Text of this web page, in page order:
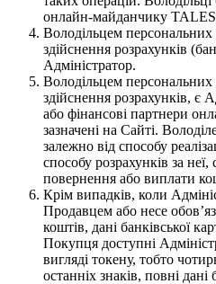
онлайн-майданчику
Володільцем
здійснення розрахунків
Адміністратор.
Володільцем персональних
здійснення розрахунків, є
або фінансові партнери
зазначені на Сайті.
залежно від способу
способу розрахунків за неї,
повернення або виплати
Крім випадків, коли
Продавцем або несе
коштів, дані банківської
Покупця доступні
вигляді токену, тобто
останніх знаків, повні дані